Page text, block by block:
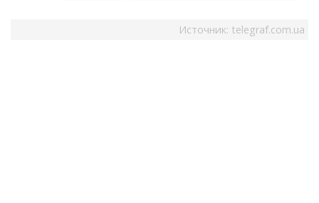
Источник: telegraf.com.ua